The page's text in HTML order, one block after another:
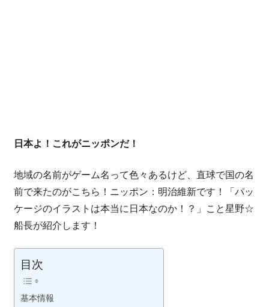
増
し
な
が
ら、
的
に
は
日本よ！これがニッポンだ！
地域の名前がゲーム名って色々あるけど、直球で国の名
前で来たのがこちら！ニッポン：明治維新です！「パッ
ケージのイラストは本当に日本なのか！？」こと星野☆
船長が紹介します！
目次
基本情報